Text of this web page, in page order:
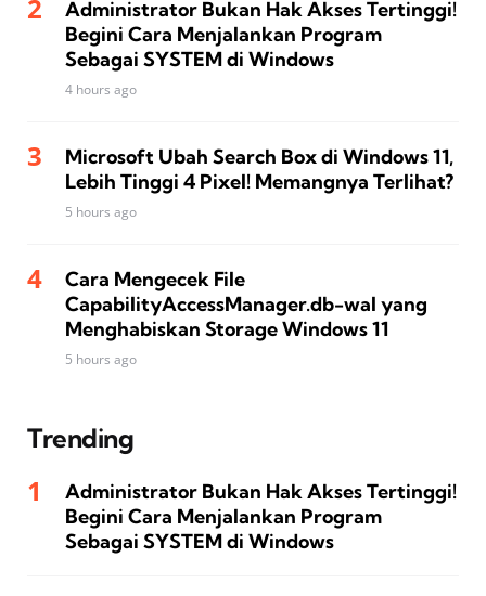
Administrator Bukan Hak Akses Tertinggi!
Begini Cara Menjalankan Program
Sebagai SYSTEM di Windows
4 hours ago
Microsoft Ubah Search Box di Windows 11,
Lebih Tinggi 4 Pixel! Memangnya Terlihat?
5 hours ago
Cara Mengecek File
CapabilityAccessManager.db-wal yang
Menghabiskan Storage Windows 11
5 hours ago
Trending
Administrator Bukan Hak Akses Tertinggi!
Begini Cara Menjalankan Program
Sebagai SYSTEM di Windows